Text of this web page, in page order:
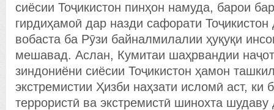
сиёсии Тоҷикистон пинҳон намуда, барои
гирдиҳамоӣ дар назди сафорати
вобаста ба Рӯзи байналмилалии ҳуқуқи
мешавад. Аслан, Кумитаи шаҳрвандии
зиндониёни сиёсии Тоҷикистон ҳамон
экстремистии Ҳизби наҳзати исломӣ аст, ки
террористӣ ва экстремистӣ шинохта шудаву